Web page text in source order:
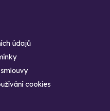
údajů
cookies